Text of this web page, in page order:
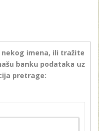
imena, ili tražite
banku podataka uz
pretrage: